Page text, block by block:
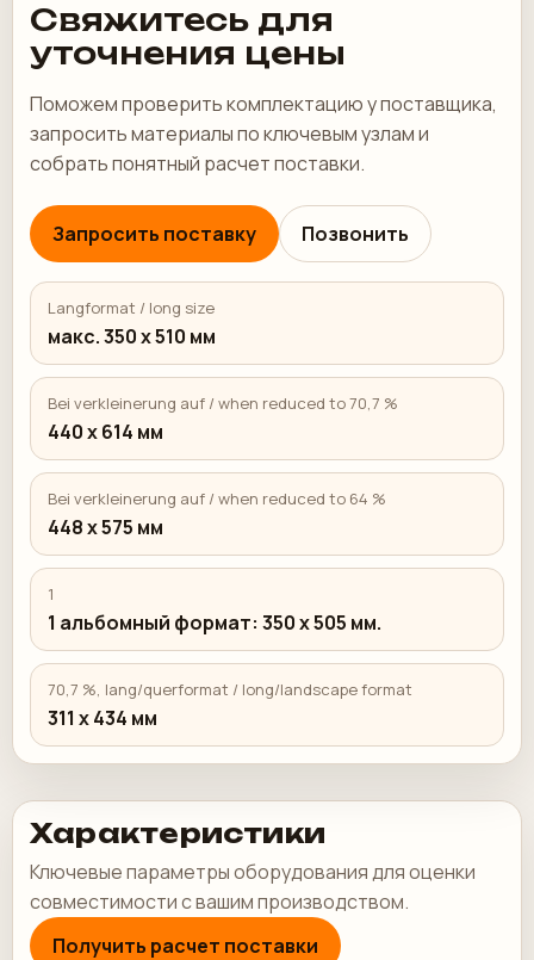
Свяжитесь для
уточнения цены
Поможем проверить комплектацию у поставщика,
запросить материалы по ключевым узлам и
собрать понятный расчет поставки.
Запросить поставку Позвонить
Langformat / long size
макс. 350 х 510 мм
Bei verkleinerung auf / when reduced to 70,7 %
440 х 614 мм
Bei verkleinerung auf / when reduced to 64 %
448 х 575 мм
1
1 альбомный формат: 350 x 505 мм.
70,7 %, lang/querformat / long/landscape format
311 х 434 мм
Характеристики
Ключевые параметры оборудования для оценки
совместимости с вашим производством.
Получить расчет поставки